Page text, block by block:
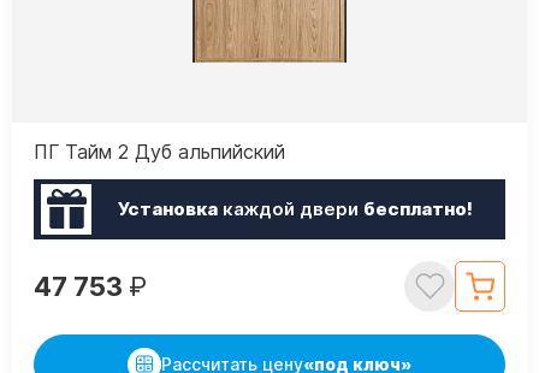
ПГ Тайм 2 Дуб альпийский
Установкакаждой двери бесплатно!
47 753 ₽
Рассчитать цену«под ключ»